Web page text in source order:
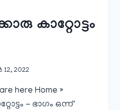
കാറ്റോട്ടം
2022
here Home »
– ഭാഗം ഒന്ന്